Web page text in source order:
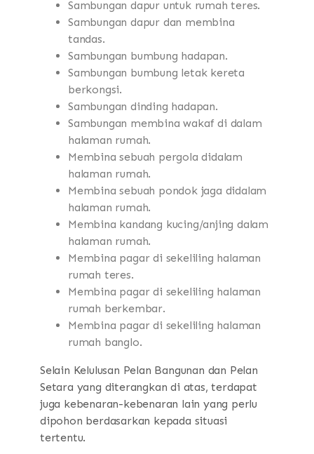
Sambungan dapur untuk rumah teres.
Sambungan dapur dan membina
tandas.
Sambungan bumbung hadapan.
Sambungan bumbung letak kereta
berkongsi.
Sambungan dinding hadapan.
Sambungan membina wakaf di dalam
halaman rumah.
Membina sebuah pergola didalam
halaman rumah.
Membina sebuah pondok jaga didalam
halaman rumah.
Membina kandang kucing/anjing dalam
halaman rumah.
Membina pagar di sekeliling halaman
rumah teres.
Membina pagar di sekeliling halaman
rumah berkembar.
Membina pagar di sekeliling halaman
rumah banglo.
Selain Kelulusan Pelan Bangunan dan Pelan
Setara yang diterangkan di atas, terdapat
juga kebenaran-kebenaran lain yang perlu
dipohon berdasarkan kepada situasi
tertentu.